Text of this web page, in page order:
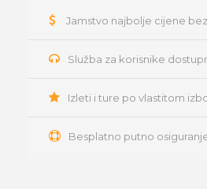
Jamstvo najbolje cijene
Služba za korisnike
Izleti i ture po vlastitom
Besplatno putno